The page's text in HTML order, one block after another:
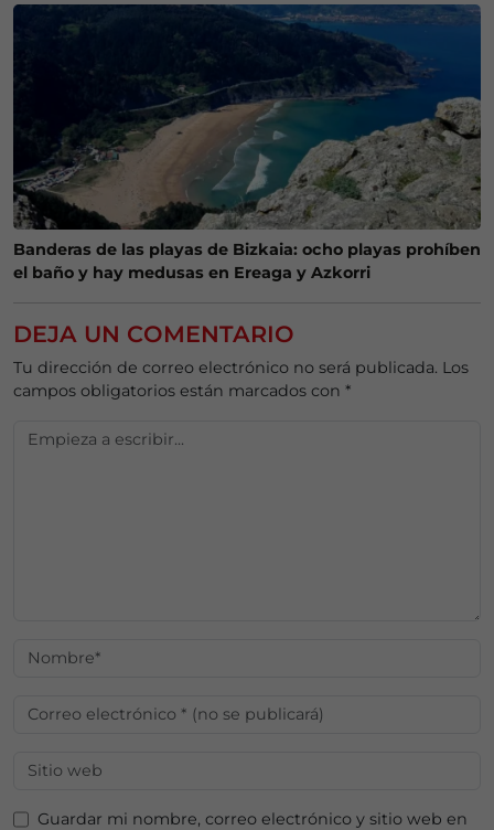
Banderas de las playas de Bizkaia: ocho playas prohíben
el baño y hay medusas en Ereaga y Azkorri
DEJA UN COMENTARIO
Tu dirección de correo electrónico no será publicada. Los
campos obligatorios están marcados con *
Guardar mi nombre, correo electrónico y sitio web en